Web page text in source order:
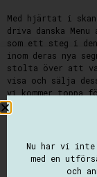
Med hjärtat i
driva danska
som ett steg i
inom deras nya
stolta över att
visa och sälja
vi kommer
tycker...
Nu har vi inte
med en
och